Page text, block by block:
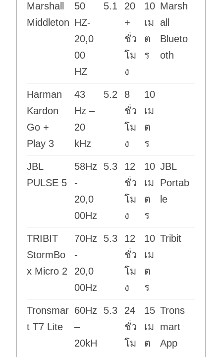
Marshall
Middleton
50
HZ-
20,0
00
HZ
5.1
20
+
ชั่ว
โม
ง
10
เม
ต
ร
Marsh
all
Blueto
oth
Harman
Kardon
Go +
Play 3
43
Hz –
20
kHz
5.2
8
ชั่ว
โม
ง
10
เม
ต
ร
JBL
PULSE 5
58Hz
-
20,0
00Hz
5.3
12
ชั่ว
โม
ง
10
เม
ต
ร
JBL
Portab
le
TRIBIT
StormBo
x Micro 2
70Hz
-
20,0
00Hz
5.3
12
ชั่ว
โม
ง
10
เม
ต
ร
Tribit
Tronsmar
t T7 Lite
60Hz
–
20kH
5.3
24
ชั่ว
โม
15
เม
ต
Trons
mart
App